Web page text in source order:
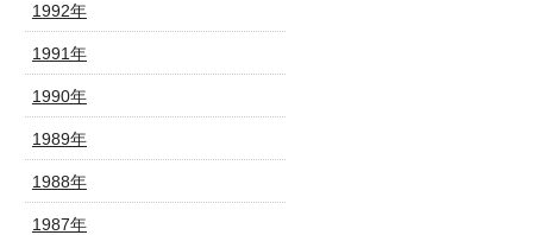
1992年
1991年
1990年
1989年
1988年
1987年